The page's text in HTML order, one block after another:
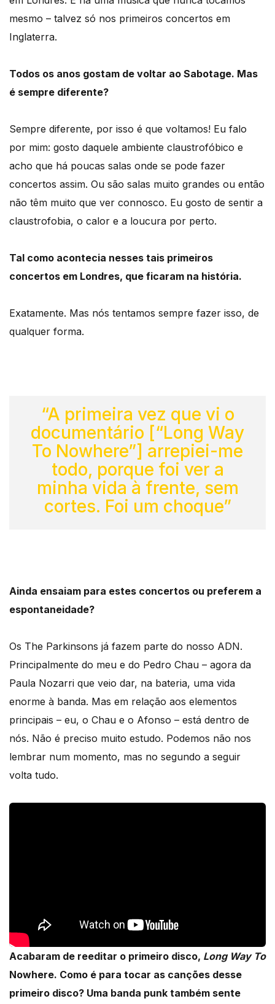
mesmo – talvez só nos primeiros concertos em
Inglaterra.
Todos os anos gostam de voltar ao Sabotage. Mas
é sempre diferente?
Sempre diferente, por isso é que voltamos! Eu falo
por mim: gosto daquele ambiente claustrofóbico e
acho que há poucas salas onde se pode fazer
concertos assim. Ou são salas muito grandes ou então
não têm muito que ver connosco. Eu gosto de sentir a
claustrofobia, o calor e a loucura por perto.
Tal como acontecia nesses tais primeiros
concertos em Londres, que ficaram na história.
Exatamente. Mas nós tentamos sempre fazer isso, de
qualquer forma.
“A primeira vez que vi o
documentário [“Long Way
To Nowhere”] arrepiei-me
todo, porque foi ver a
minha vida à frente, sem
cortes. Foi um choque”
Ainda ensaiam para estes concertos ou preferem a
espontaneidade?
Os The Parkinsons já fazem parte do nosso ADN.
Principalmente do meu e do Pedro Chau – agora da
Paula Nozarri que veio dar, na bateria, uma vida
enorme à banda. Mas em relação aos elementos
principais – eu, o Chau e o Afonso – está dentro de
nós. Não é preciso muito estudo. Podemos não nos
lembrar num momento, mas no segundo a seguir
volta tudo.
Acabaram de reeditar o primeiro disco, Long Way To
Nowhere. Como é para tocar as canções desse
primeiro disco? Uma banda punk também sente